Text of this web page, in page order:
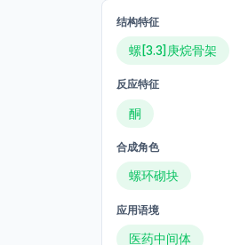
结构特征
螺[3.3]庚烷骨架
反应特征
酮
合成角色
螺环砌块
应用语境
医药中间体